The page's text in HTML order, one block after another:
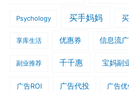
Psychology 买手妈妈
享库生活 优惠券 信息流
副业推荐 千千惠 宝妈副
广告ROI 广告代投 广告优